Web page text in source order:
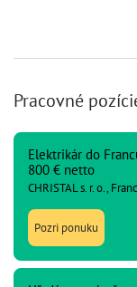
Pracovné
Elektrikár do
800 € netto
CHRISTAL s. r. o.,
Pozri ponuku